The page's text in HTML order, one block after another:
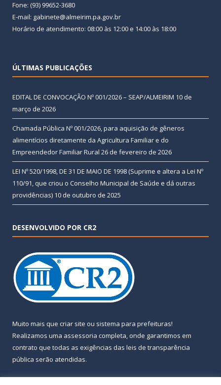
Fone: (93) 99652-3680
E-mail: gabinete@almeirim.pa.gov.br
Horário de atendimento: 08:00 às 12:00 e 14:00 às 18:00
ÚLTIMAS PUBLICAÇÕES
EDITAL DE CONVOCAÇÃO Nº 001/2026 – SEAP/ALMEIRIM 10 de
março de 2026
Chamada Pública Nº 001/2026, para aquisição de gêneros
alimentícios diretamente da Agricultura Familiar e do
Empreendedor Familiar Rural 26 de fevereiro de 2026
LEI Nº 520/1998, DE 31 DE MAIO DE 1998 (Suprime e altera a Lei Nº
110/91, que criou o Conselho Municipal de Saúde e dá outras
providências) 10 de outubro de 2025
DESENVOLVIDO POR CR2
Muito mais que criar site ou sistema para prefeituras!
Realizamos uma assessoria completa, onde garantimos em
contrato que todas as exigências das leis de transparência
pública serão atendidas.